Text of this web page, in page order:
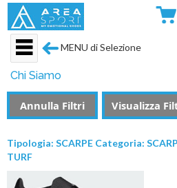
MENU di Selezione
Chi Siamo
Annulla Filtri Visualizza
Tipologia: SCARPE Categoria:
TURF